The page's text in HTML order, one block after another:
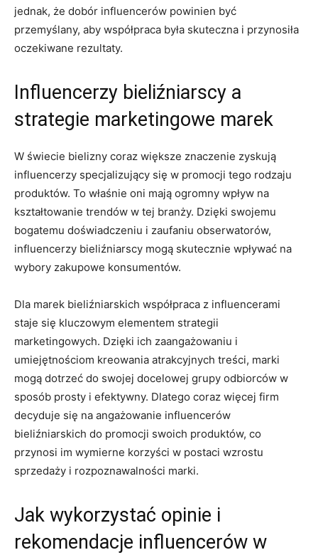
jednak,​ że⁣ dobór influencerów powinien być
przemyślany, aby współpraca⁤ była skuteczna i‌ przynosiła
oczekiwane rezultaty.
Influencerzy bieliźniarscy a
strategie marketingowe ​marek
W świecie bielizny coraz większe​ znaczenie zyskują
influencerzy specjalizujący się w promocji tego⁣ rodzaju
produktów.​ To ⁤właśnie⁣ oni mają ogromny wpływ⁢ na
kształtowanie trendów ‍w ‌tej⁤ branży. Dzięki swojemu
‍bogatemu‌ doświadczeniu ⁢i zaufaniu ⁤obserwatorów,
influencerzy bieliźniarscy mogą ​skutecznie wpływać ⁢na
wybory zakupowe konsumentów.
Dla marek bieliźniarskich współpraca ‍z influencerami
staje się ⁤kluczowym elementem strategii
marketingowych. Dzięki ich ⁢zaangażowaniu i
umiejętnościom kreowania atrakcyjnych ⁤treści, marki⁢
mogą ​dotrzeć ​do swojej docelowej grupy odbiorców w
sposób prosty i efektywny. Dlatego coraz‌ więcej firm‍
decyduje się⁤ na angażowanie influencerów ​
bieliźniarskich⁢ do ⁣promocji⁣ swoich ‌produktów, co
przynosi im wymierne⁤ korzyści w postaci wzrostu ​
sprzedaży i rozpoznawalności marki.
Jak wykorzystać opinie​ i
rekomendacje influencerów w